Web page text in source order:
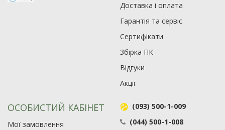
Доставка і оплата
Гарантія та сервіс
Сертифікати
Збірка ПК
Відгуки
Акції
ОСОБИСТИЙ КАБІНЕТ
Мої замовлення
(093) 500-1-009
(044) 500-1-008